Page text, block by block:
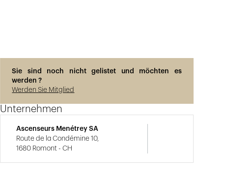
Sie sind noch nicht gelistet und möchten es
werden ?
Werden Sie Mitglied
Unternehmen
Ascenseurs Menétrey SA
Route de la Condémine 10,
1680 Romont - CH